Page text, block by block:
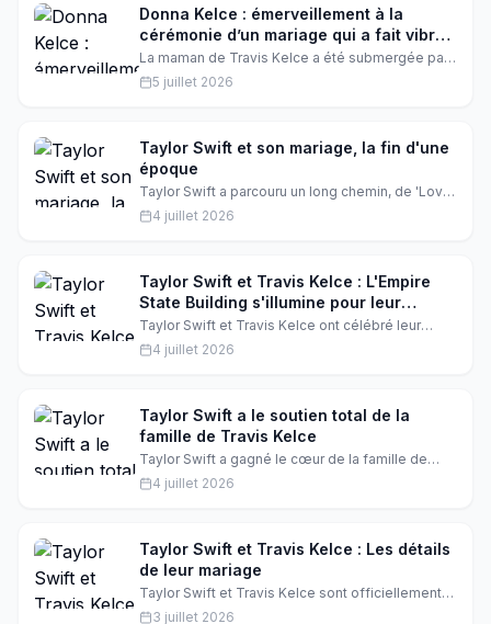
Donna Kelce : émerveillement à la
cérémonie d’un mariage qui a fait vibrer
Hollywood
La maman de Travis Kelce a été submergée par
l’émotion en regardant son fils épouser la
superstar Taylor Swift. Son regard, plein de
Découvrez comment ce mariage a touché la
famille Kelce et ce que cela pourrait signifier
pour l’avenir de ses proches.
5 juillet 2026
Taylor Swift et son mariage, la fin d'une
époque
Taylor Swift a parcouru un long chemin, de 'Love
Story' à son mariage récent. Découvrez
comment sa vie a changé et ce que cela signifie
son cœur avec ses fans.
4 juillet 2026
Taylor Swift et Travis Kelce : L'Empire
State Building s'illumine pour leur
mariage
Taylor Swift et Travis Kelce ont célébré leur
union dans une cérémonie somptueuse au
Madison Square Garden. L'Empire State Building
4 juillet 2026
Taylor Swift a le soutien total de la
famille de Travis Kelce
Taylor Swift a gagné le cœur de la famille de
Travis Kelce. Les proches de Travis, dont sa
mère Donna, son père Ed, son frère Jason et sa
relation.
4 juillet 2026
Taylor Swift et Travis Kelce : Les détails
de leur mariage
Taylor Swift et Travis Kelce sont officiellement
mariés ! La cérémonie a été officiée par Adam
3 juillet 2026